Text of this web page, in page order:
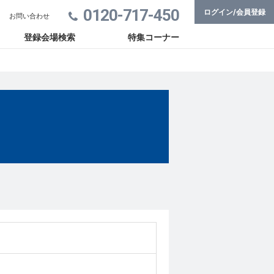
0120-717-450
登録会場検索 特集コーナー
お問い合わせ ログイン/会員登録